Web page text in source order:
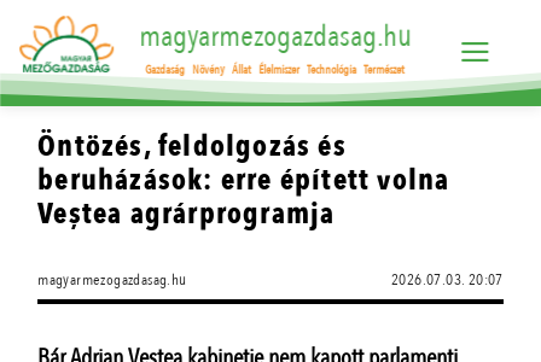
magyarmezogazdasag.hu
Gazdaság Növény Állat Élelmiszer Technológia Természet
Öntözés, feldolgozás és
beruházások: erre épített volna
Veștea agrárprogramja
magyarmezogazdasag.hu 2026.07.03. 20:07